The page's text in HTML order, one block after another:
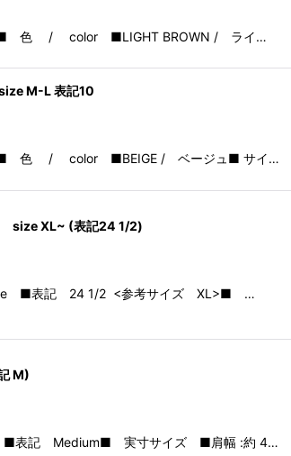
色 / color ■LIGHT BROWN / ライ…
M-L 表記10
色 / color ■BEIGE / ベージュ■ サイ…
size XL~ (表記24 1/2)
■表記 24 1/2 <参考サイズ XL>■ …
M)
表記 Medium■ 実寸サイズ ■肩幅 :約 4…